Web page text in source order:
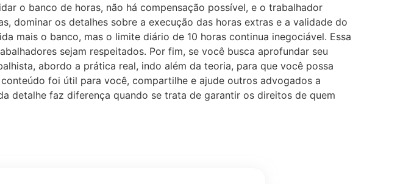
o banco de horas, não há compensação possível, e o trabalhador
dominar os detalhes sobre a execução das horas extras e a validade do
mais o banco, mas o limite diário de 10 horas continua inegociável. Essa
sejam respeitados. Por fim, se você busca aprofundar seu
abordo a prática real, indo além da teoria, para que você possa
foi útil para você, compartilhe e ajude outros advogados a
detalhe faz diferença quando se trata de garantir os direitos de quem